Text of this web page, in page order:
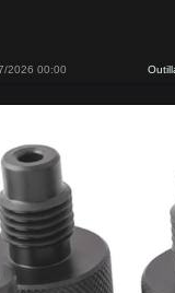
2026 00:00